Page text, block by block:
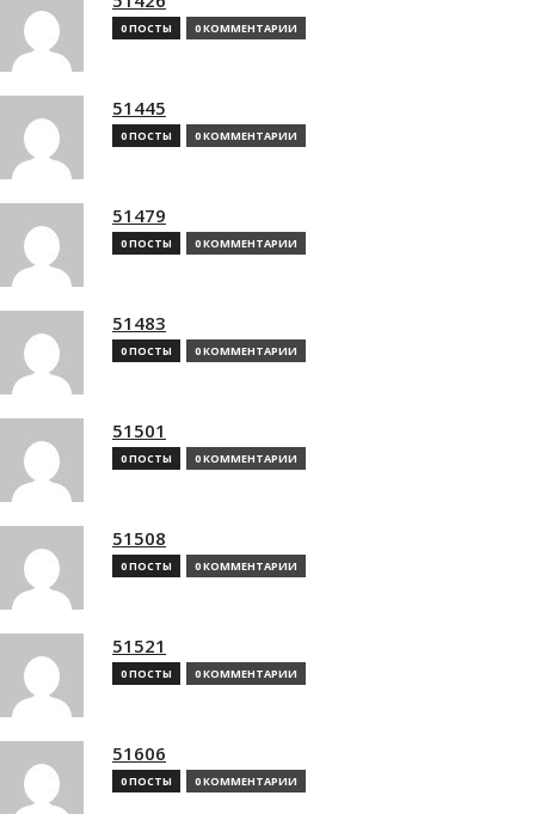
0 ПОСТЫ 0 КОММЕНТАРИИ
51445
0 ПОСТЫ 0 КОММЕНТАРИИ
51479
0 ПОСТЫ 0 КОММЕНТАРИИ
51483
0 ПОСТЫ 0 КОММЕНТАРИИ
51501
0 ПОСТЫ 0 КОММЕНТАРИИ
51508
0 ПОСТЫ 0 КОММЕНТАРИИ
51521
0 ПОСТЫ 0 КОММЕНТАРИИ
51606
0 ПОСТЫ 0 КОММЕНТАРИИ